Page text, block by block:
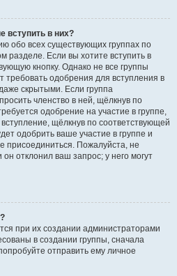
вступить в них?
обо всех существующих группах по
разделе. Если вы хотите вступить в
кнопку. Однако не все группы
одобрения для вступления в
скрытыми. Если группа
членство в ней, щёлкнув по
одобрение на участие в группе,
щёлкнув по соответствующей
одобрить ваше участие в группе и
присоединиться. Пожалуйста, не
отклонил ваш запрос; у него могут
при их создании администраторами
в создании группы, сначала
отправить ему личное